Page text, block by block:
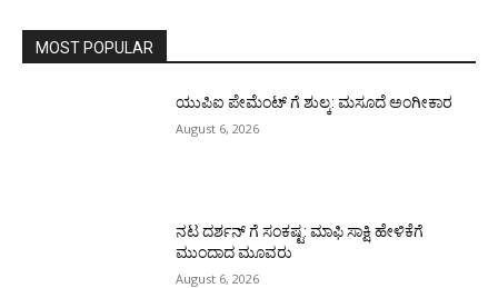
MOST POPULAR
ಯುಪಿಐ ಪೇಮೆಂಟ್ ಗೆ ಶುಲ್ಕ: ಮಸೂದೆ ಅಂಗೀಕಾರ
August 6, 2026
ನಟ ದರ್ಶನ್ ಗೆ ಸಂಕಷ್ಟ: ಮಾಫಿ ಸಾಕ್ಷಿ ಹೇಳಿಕೆಗೆ
ಮುಂದಾದ ಮೂವರು
August 6, 2026